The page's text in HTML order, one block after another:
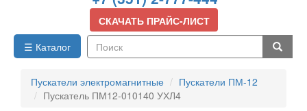
СКАЧАТЬ ПРАЙС-ЛИСТ
☰ Каталог
Пускатели электромагнитные
Пускатели ПМ-12
Пускатель ПМ12-010140 УХЛ4